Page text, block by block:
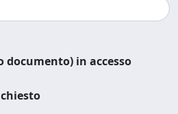
in accesso